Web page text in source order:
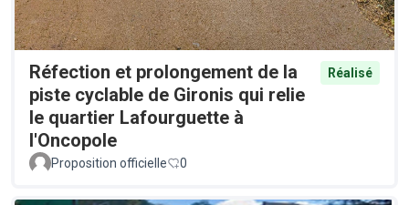
Réfection et prolongement de la
piste cyclable de Gironis qui relie
le quartier Lafourguette à
l'Oncopole
Réalisé
Proposition officielle 0